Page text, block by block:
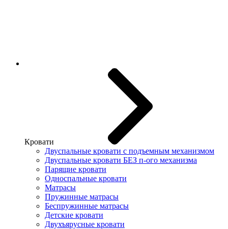
Кровати
Двуспальные кровати с подъемным механизмом
Двуспальные кровати БЕЗ п-ого механизма
Парящие кровати
Односпальные кровати
Матрасы
Пружинные матрасы
Беспружинные матрасы
Детские кровати
Двухъярусные кровати